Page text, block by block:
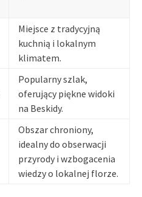
Miejsce z tradycyjną
kuchnią i lokalnym
klimatem.
Popularny szlak,
oferujący piękne widoki
na Beskidy.
Obszar chroniony,
idealny do obserwacji
przyrody i wzbogacenia
wiedzy o lokalnej florze.